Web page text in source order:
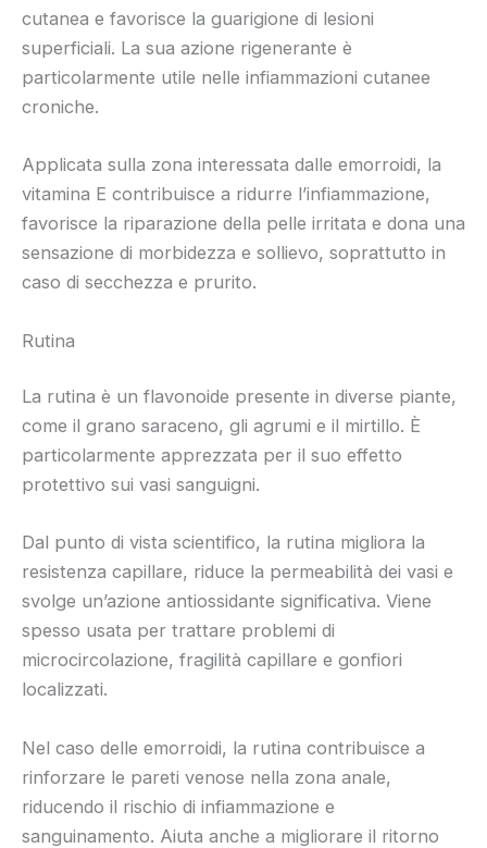
cutanea e favorisce la guarigione di lesioni
superficiali. La sua azione rigenerante è
particolarmente utile nelle infiammazioni cutanee
croniche.
Applicata sulla zona interessata dalle emorroidi, la
vitamina E contribuisce a ridurre l’infiammazione,
favorisce la riparazione della pelle irritata e dona una
sensazione di morbidezza e sollievo, soprattutto in
caso di secchezza e prurito.
Rutina
La rutina è un flavonoide presente in diverse piante,
come il grano saraceno, gli agrumi e il mirtillo. È
particolarmente apprezzata per il suo effetto
protettivo sui vasi sanguigni.
Dal punto di vista scientifico, la rutina migliora la
resistenza capillare, riduce la permeabilità dei vasi e
svolge un’azione antiossidante significativa. Viene
spesso usata per trattare problemi di
microcircolazione, fragilità capillare e gonfiori
localizzati.
Nel caso delle emorroidi, la rutina contribuisce a
rinforzare le pareti venose nella zona anale,
riducendo il rischio di infiammazione e
sanguinamento. Aiuta anche a migliorare il ritorno